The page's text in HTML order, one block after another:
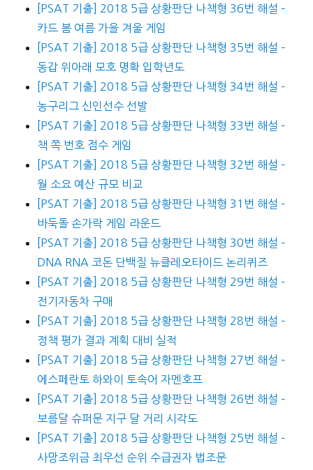
[PSAT 기출] 2018 5급 상황판단 나책형 36번 해설 –
카드 봄 여름 가을 겨울 게임
[PSAT 기출] 2018 5급 상황판단 나책형 35번 해설 –
동갑 위아래 모호 명확 입학년도
[PSAT 기출] 2018 5급 상황판단 나책형 34번 해설 –
농구리그 신인선수 선발
[PSAT 기출] 2018 5급 상황판단 나책형 33번 해설 –
책 쪽 번호 점수 게임
[PSAT 기출] 2018 5급 상황판단 나책형 32번 해설 –
월 소요 예산 규모 비교
[PSAT 기출] 2018 5급 상황판단 나책형 31번 해설 –
바둑돌 손가락 게임 라운드
[PSAT 기출] 2018 5급 상황판단 나책형 30번 해설 –
DNA RNA 코돈 단백질 뉴클레오타이드 논리퀴즈
[PSAT 기출] 2018 5급 상황판단 나책형 29번 해설 –
전기자동차 구매
[PSAT 기출] 2018 5급 상황판단 나책형 28번 해설 –
정책 평가 결과 계획 대비 실적
[PSAT 기출] 2018 5급 상황판단 나책형 27번 해설 –
에스페란토 하와이 토속어 자멘호프
[PSAT 기출] 2018 5급 상황판단 나책형 26번 해설 –
보름달 슈퍼문 지구 달 거리 시각도
[PSAT 기출] 2018 5급 상황판단 나책형 25번 해설 –
사망조위금 최우선 순위 수급권자 법조문